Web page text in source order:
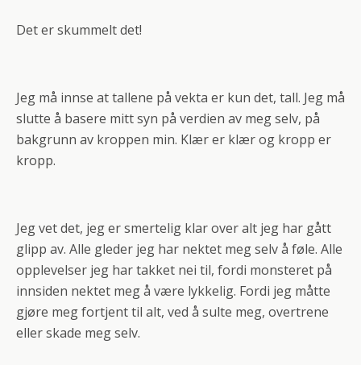
Det er skummelt det!
Jeg må innse at tallene på vekta er kun det, tall. Jeg må
slutte å basere mitt syn på verdien av meg selv, på
bakgrunn av kroppen min. Klær er klær og kropp er
kropp.
Jeg vet det, jeg er smertelig klar over alt jeg har gått
glipp av. Alle gleder jeg har nektet meg selv å føle. Alle
opplevelser jeg har takket nei til, fordi monsteret på
innsiden nektet meg å være lykkelig. Fordi jeg måtte
gjøre meg fortjent til alt, ved å sulte meg, overtrene
eller skade meg selv.